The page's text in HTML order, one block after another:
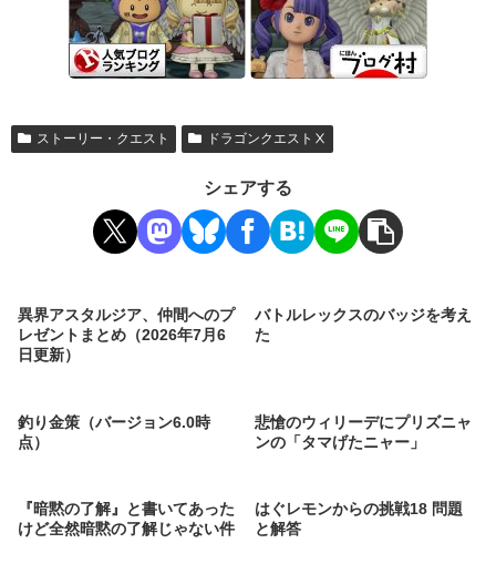
ストーリー・クエスト ドラゴンクエストⅩ
シェアする
異界アスタルジア、仲間へのプ
レゼントまとめ（2026年7月6
日更新）
バトルレックスのバッジを考え
た
釣り金策（バージョン6.0時
点）
悲愴のウィリーデにプリズニャ
ンの「タマげたニャー」
『暗黙の了解』と書いてあった
けど全然暗黙の了解じゃない件
はぐレモンからの挑戦18 問題
と解答